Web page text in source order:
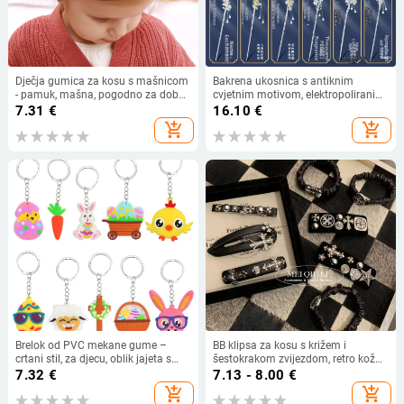
Dječja gumica za kosu s mašnicom
- pamuk, mašna, pogodno za dob
6–12 mjeseci do 2–4 godine
7.31 €
add_shopping_cart
Bakrena ukosnica s antiknim
cvjetnim motivom, elektropolirani
završetak
16.10 €
add_shopping_cart
Brelok od PVC mekane gume –
crtani stil, za djecu, oblik jajeta s
zekom, licencirana privatna marka,
7.32 €
add_shopping_cart
BB klipsa za kosu s križem i
šestokrakom zvijezdom, retro kožni
naglasak, ručna izrada, visoka
7.13 - 8.00 €
add_shopping_cart